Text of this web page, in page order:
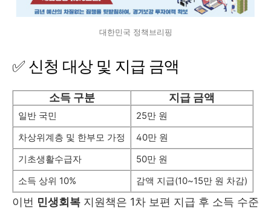
대한민국 정책브리핑
✅ 신청 대상 및 지급 금액
소득 구분 지급 금액
일반 국민
25만 원
차상위계층 및 한부모 가정
40만 원
기초생활수급자
50만 원
소득 상위 10%
감액 지급(10~15만 원 차감)
이번 민생회복 지원책은 1차 보편 지급 후 소득 수준